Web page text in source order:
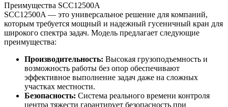
Преимущества SCC12500A
SCC12500A — это универсальное решение для компаний,
которым требуется мощный и надежный гусеничный кран для
широкого спектра задач. Модель предлагает следующие
преимущества:
Производительность: Высокая грузоподъемность и
возможность работы без опор обеспечивают
эффективное выполнение задач даже на сложных
участках местности.
Безопасность: Система реального времени контроля
центра тяжести гарантирует безопасность при